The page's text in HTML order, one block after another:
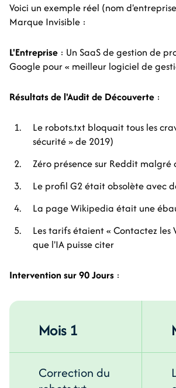
Voici un exemple réel (nom
Marque Invisible :
L'Entreprise : Un SaaS de gestion de
Google pour « meilleur logiciel de
Résultats de l'Audit de Découverte :
Le robots.txt bloquait tous les
sécurité » de 2019)
Zéro présence sur Reddit malgré
Le profil G2 était obsolète avec
La page Wikipedia était une
Les tarifs étaient « Contactez
que l'IA puisse citer
Intervention sur 90 Jours :
Mois 1
Correction du